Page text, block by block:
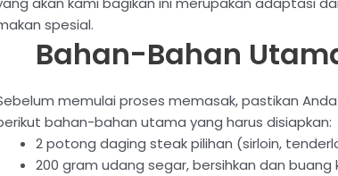
spesial.
Bahan-Bahan
memulai proses memasak, pastikan
bahan-bahan utama yang harus disiapkan:
2 potong daging steak pilihan (sirloin,
200 gram udang segar, bersihkan dan